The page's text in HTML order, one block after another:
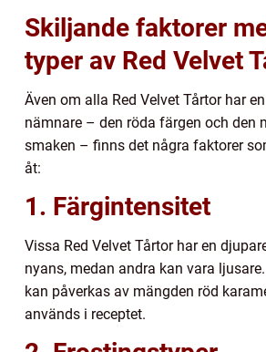
Skiljande faktorer
typer av Red Velvet
Även om alla Red Velvet Tårtor har
nämnare – den röda färgen och den
smaken – finns det några faktorer
åt:
1. Färgintensitet
Vissa Red Velvet Tårtor har en
nyans, medan andra kan vara
kan påverkas av mängden röd
används i receptet.